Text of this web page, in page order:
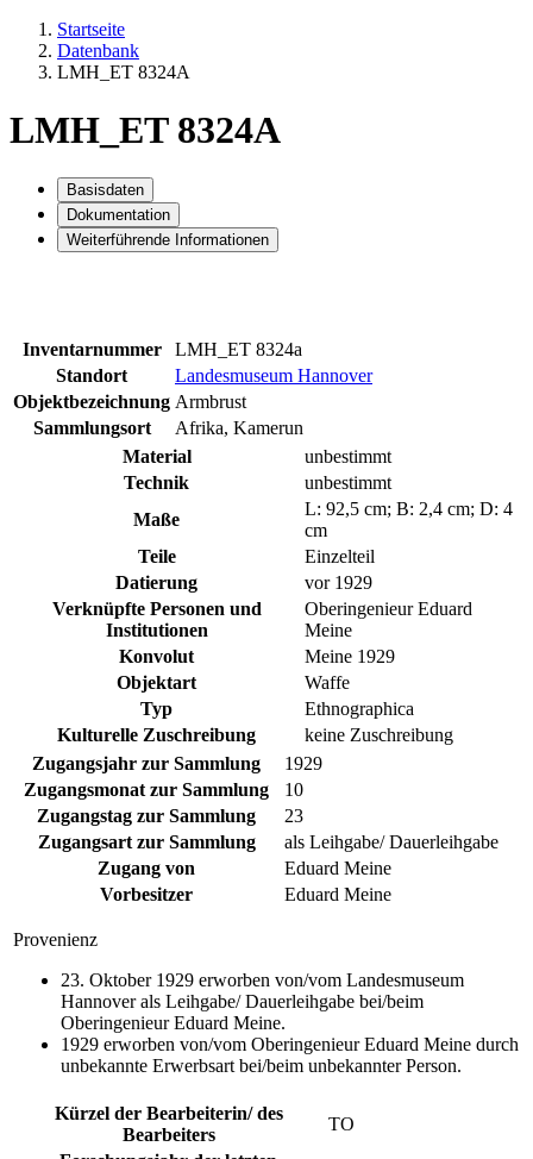
Startseite
Datenbank
LMH_ET 8324A
LMH_ET 8324A
Basisdaten
Dokumentation
Weiterführende Informationen
Inventarnummer
LMH_ET 8324a
Standort
Landesmuseum Hannover
Objektbezeichnung Armbrust
Sammlungsort
Afrika, Kamerun
Material
unbestimmt
Technik
unbestimmt
Maße
L: 92,5 cm; B: 2,4 cm; D: 4
cm
Teile
Einzelteil
Datierung
vor 1929
Verknüpfte Personen und
Institutionen
Oberingenieur Eduard
Meine
Konvolut
Meine 1929
Objektart
Waffe
Typ
Ethnographica
Kulturelle Zuschreibung
keine Zuschreibung
Zugangsjahr zur Sammlung
1929
Zugangsmonat zur Sammlung
10
Zugangstag zur Sammlung
23
Zugangsart zur Sammlung
als Leihgabe/ Dauerleihgabe
Zugang von
Eduard Meine
Vorbesitzer
Eduard Meine
Provenienz
23. Oktober 1929 erworben von/vom Landesmuseum
Hannover als Leihgabe/ Dauerleihgabe bei/beim
Oberingenieur Eduard Meine.
1929 erworben von/vom Oberingenieur Eduard Meine durch
unbekannte Erwerbsart bei/beim unbekannter Person.
Kürzel der Bearbeiterin/ des
Bearbeiters
TO